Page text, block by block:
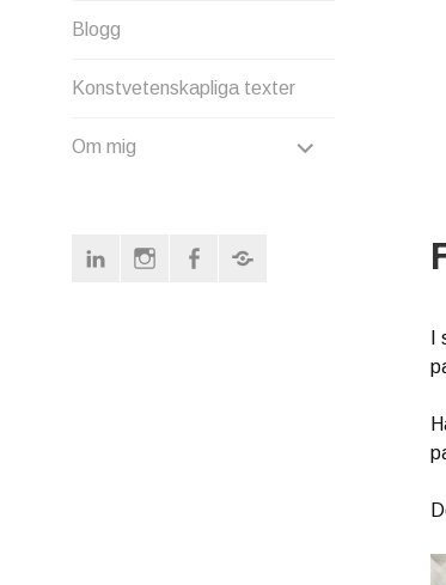
Blogg
Konstvetenskapliga texter
Om mig
linkedin InstagramFacebook